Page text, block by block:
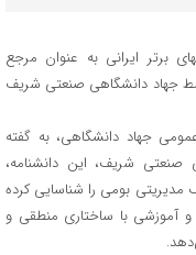
برتر ایرانی به عنوان مرجع
جهاد دانشگاهی صنعتی شریف
جهاد دانشگاهی، به گفته
صنعتی شریف، این دانشنامه،‌
بومی را شناسایی کرده
آموزشی با ساختاری منطقی و